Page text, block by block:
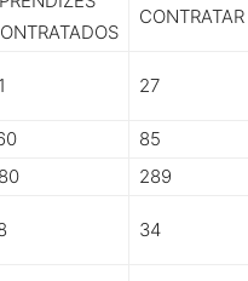
CONTRATAR
27
85
289
34